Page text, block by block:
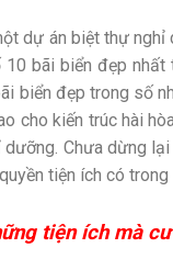
dự án biệt thự
bãi biển đẹp
biển đẹp trong số
cho kiến trúc hài
Chưa dừng
tiện ích có
tiện ích mà